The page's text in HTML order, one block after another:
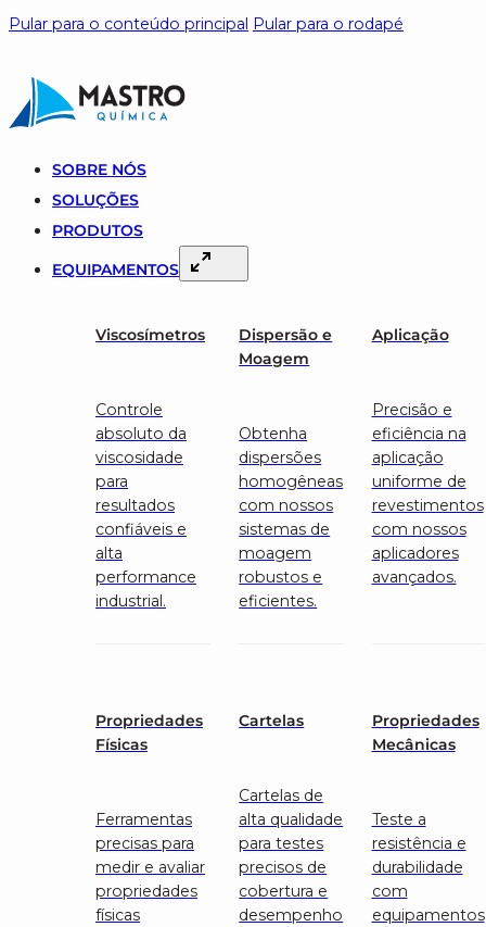
Pular para o conteúdo principal Pular para o rodapé
SOBRE NÓS
SOLUÇÕES
PRODUTOS
EQUIPAMENTOS
Viscosímetros
Controle
absoluto da
viscosidade
para
resultados
confiáveis e
alta
performance
industrial.
Dispersão e
Moagem
Obtenha
dispersões
homogêneas
com nossos
sistemas de
moagem
robustos e
eficientes.
Aplicação
Precisão e
eficiência na
aplicação
uniforme de
revestimentos
com nossos
aplicadores
avançados.
Propriedades
Físicas
Ferramentas
precisas para
medir e avaliar
propriedades
físicas
Cartelas
Cartelas de
alta qualidade
para testes
precisos de
cobertura e
desempenho
Propriedades
Mecânicas
Teste a
resistência e
durabilidade
com
equipamentos